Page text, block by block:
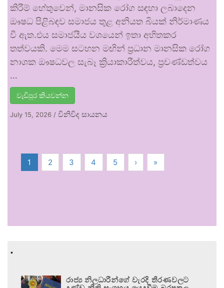
කිරීම් හේතුවෙන්, මානසික රෝග සඳහා ලබාදෙන
ඖෂධ පිළිබඳව සමාජය තුළ අනියත බියක් නිර්මාණය
වී ඇත.එය සමාජයීය වශයෙන් ඉතා අහිතකර
තත්වයකි. මෙම සටහන මඟින් ප්‍රධාන මානසික රෝග
නාශක ඖෂධවල සැබෑ ක්‍රියාකාරීත්වය, ප්‍රචණ්ඩත්වය
…
වැඩිපුර කියවන්න
July 15, 2026 / විනිවිද සායනය
1 2 3 4 5 › »
.
රාජ්‍ය නිලධාරීන්ගේ වැරදි තීරණවලට